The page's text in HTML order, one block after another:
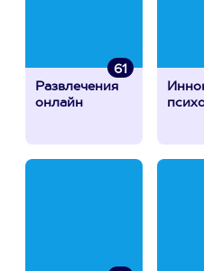
61
Развлечения
онлайн